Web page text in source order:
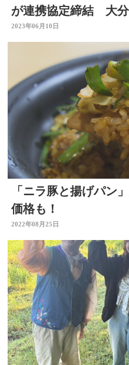
が連携協定締結 大分
2023年06月10日
「ニラ豚と揚げパン
価格も！
2022年08月25日